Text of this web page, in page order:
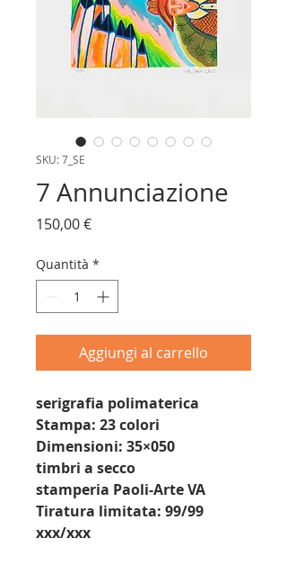
SKU: 7_SE
7 Annunciazione
150,00 €Prezzo
Quantità *
Aggiungi al carrello
serigrafia polimaterica
Stampa: 23 colori
Dimensioni: 35×050
timbri a secco
stamperia Paoli-Arte VA
Tiratura limitata: 99/99
xxx/xxx